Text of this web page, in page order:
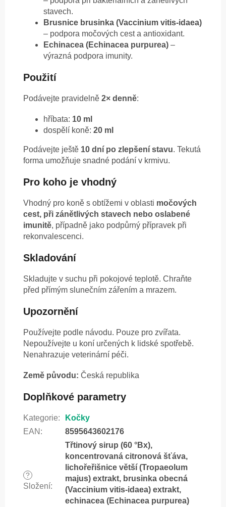
stavech.
Brusnice brusinka (Vaccinium vitis-idaea)
– podpora močových cest a antioxidant.
Echinacea (Echinacea purpurea) –
výrazná podpora imunity.
Použití
Podávejte pravidelně 2× denně:
hříbata: 10 ml
dospělí koně: 20 ml
Podávejte ještě 10 dní po zlepšení stavu. Tekutá
forma umožňuje snadné podání v krmivu.
Pro koho je vhodný
Vhodný pro koně s obtížemi v oblasti močových
cest, při zánětlivých stavech nebo oslabené
imunitě, případně jako podpůrný přípravek při
rekonvalescenci.
Skladování
Skladujte v suchu při pokojové teplotě. Chraňte
před přímým slunečním zářením a mrazem.
Upozornění
Používejte podle návodu. Pouze pro zvířata.
Nepoužívejte u koní určených k lidské spotřebě.
Nenahrazuje veterinární péči.
Země původu: Česká republika
Doplňkové parametry
Kategorie:
Kočky
EAN : 8595643602176
?
Složení:
Třtinový sirup (60 °Bx),
koncentrovaná citronová šťáva,
lichořeřišnice větší (Tropaeolum
majus) extrakt, brusinka obecná
(Vaccinium vitis-idaea) extrakt,
echinacea (Echinacea purpurea)